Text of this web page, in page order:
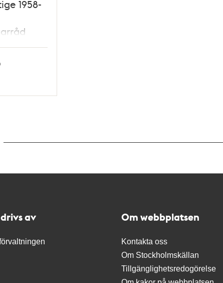
1958-
av Om webbplatsen
Kontakta oss
Om Stockholmskällan
Tillgänglighetsredogörelse